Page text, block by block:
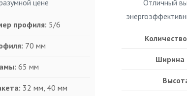
цене
профиля: 5/6
70 мм
65 мм
32 мм, 40 мм
Отличный
Ширина